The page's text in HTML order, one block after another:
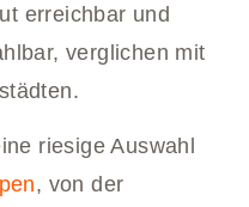
erreichbar und
verglichen mit
riesige Auswahl
, von der